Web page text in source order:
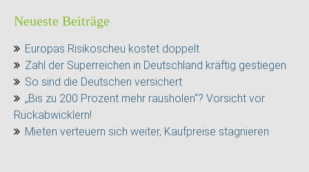
Neueste Beiträge
Europas Risikoscheu kostet doppelt
Zahl der Superreichen in Deutschland kräftig gestiegen
So sind die Deutschen versichert
„Bis zu 200 Prozent mehr rausholen“? Vorsicht vor
Rückabwicklern!
Mieten verteuern sich weiter, Kaufpreise stagnieren